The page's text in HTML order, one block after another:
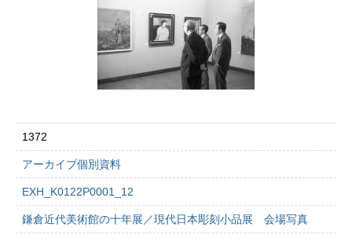
1372
アーカイブ個別資料
EXH_K0122P0001_12
鎌倉近代美術館の十年展／現代日本彫刻小品展 会場写真